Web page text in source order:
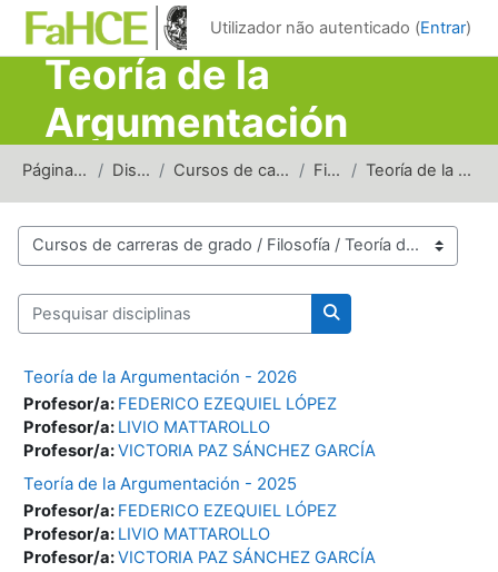
Ir para o conteúdo principal
Utilizador não autenticado (Entrar)
Teoría de la
Argumentación
Página principal Disciplinas Cursos de carreras de grado Filosofía Teoría de la Argumentación
Categorias de disciplinas
Pesquisar disciplinas
Pesquisar disciplinas
Teoría de la Argumentación - 2026
Profesor/a: FEDERICO EZEQUIEL LÓPEZ
Profesor/a: LIVIO MATTAROLLO
Profesor/a:VICTORIA PAZ SÁNCHEZ GARCÍA
Teoría de la Argumentación - 2025
Profesor/a: FEDERICO EZEQUIEL LÓPEZ
Profesor/a: LIVIO MATTAROLLO
Profesor/a:VICTORIA PAZ SÁNCHEZ GARCÍA